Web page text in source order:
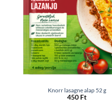
Knorr lasagne alap 52 g
450 Ft